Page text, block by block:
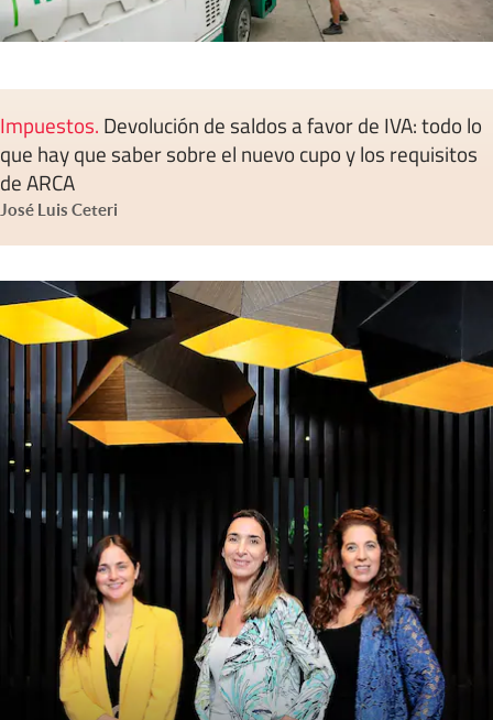
Impuestos. Devolución de saldos a favor de IVA: todo lo
que hay que saber sobre el nuevo cupo y los requisitos
de ARCA
José Luis Ceteri